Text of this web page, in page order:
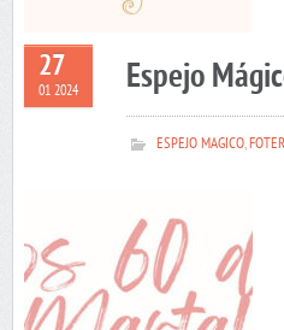
27
01 2024 Espejo
ESPEJO MAGICO,